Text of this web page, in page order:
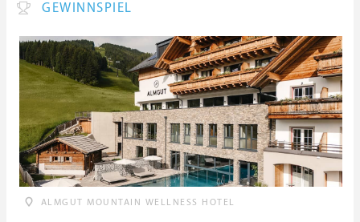
GEWINNSPIEL
ALMGUT MOUNTAIN WELLNESS HOTEL